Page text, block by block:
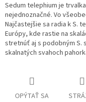
Sedum telephium je
nejednoznačné. Vo
Najčastejšie sa radia k S.
Európy, kde rastie na
stretnúť aj s podobným S.
skalnatých svahoch
OPÝTAŤ SA